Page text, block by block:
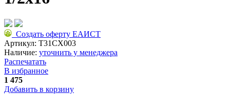
Создать оферту ЕАИСТ
Артикул: T31CX003
Наличие: уточнить у менеджера
Распечатать
В избранное
1 475
Добавить в корзину